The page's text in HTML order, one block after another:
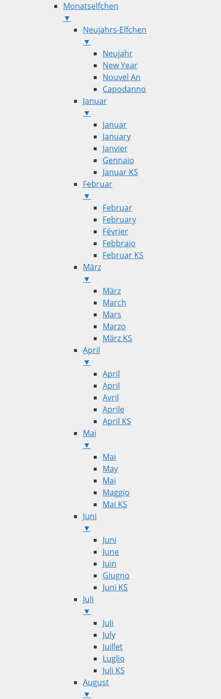
Monatselfchen
▼
Neujahrs-Elfchen
▼
Neujahr
New Year
Nouvel An
Capodanno
Januar
▼
Januar
January
Janvier
Gennaio
Januar KS
Februar
▼
Februar
February
Février
Febbraio
Februar KS
März
▼
März
March
Mars
Marzo
März KS
April
▼
April
April
Avril
Aprile
April KS
Mai
▼
Mai
May
Mai
Maggio
Mai KS
Juni
▼
Juni
June
Juin
Giugno
Juni KS
Juli
▼
Juli
July
Juillet
Luglio
Juli KS
August
▼